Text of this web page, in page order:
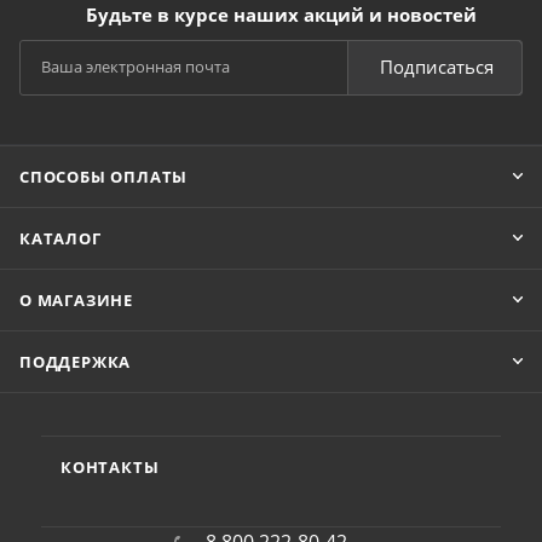
Будьте в курсе наших акций и новостей
Подписаться
СПОСОБЫ ОПЛАТЫ
КАТАЛОГ
О МАГАЗИНЕ
ПОДДЕРЖКА
КОНТАКТЫ